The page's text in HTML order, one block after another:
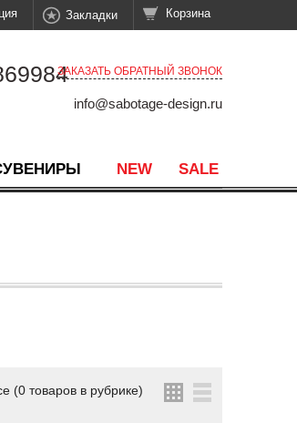
Закладки Корзина
NEW SALE
ЗАКАЗАТЬ ОБРАТНЫЙ ЗВОНОК
info@sabotage-design.ru
(0 товаров в рубрике)